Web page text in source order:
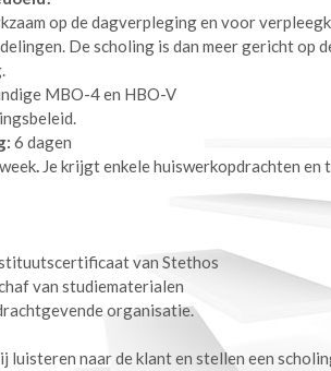
op de dagverpleging en voor
De scholing is dan meer gericht op
MBO-4 en HBO-V
6 dagen
. Je krijgt enkele huiswerkopdrachten en
van Stethos
van studiematerialen
organisatie.
luisteren naar de klant en stellen een